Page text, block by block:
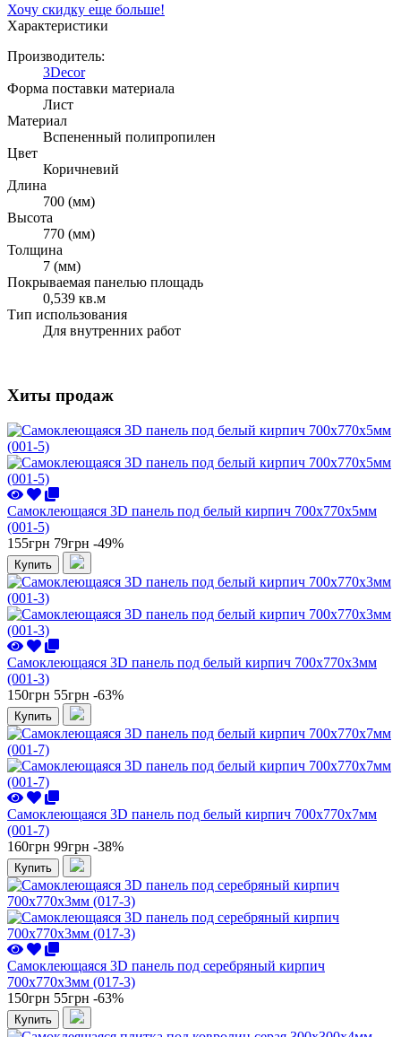
Хочу скидку еще больше!
Характеристики
Производитель:
3Decor
Форма поставки материала
Лист
Материал
Вспененный полипропилен
Цвет
Коричневий
Длина
700 (мм)
Высота
770 (мм)
Толщина
7 (мм)
Покрываемая панелью площадь
0,539 кв.м
Тип использования
Для внутренних работ
Хиты продаж
Самоклеющаяся 3D панель под белый кирпич 700x770x5мм
(001-5)
155грн 79грн -49%
Купить
Самоклеющаяся 3D панель под белый кирпич 700x770x3мм
(001-3)
150грн 55грн -63%
Купить
Самоклеющаяся 3D панель под белый кирпич 700x770x7мм
(001-7)
160грн 99грн -38%
Купить
Самоклеющаяся 3D панель под серебряный кирпич
700x770x3мм (017-3)
150грн 55грн -63%
Купить